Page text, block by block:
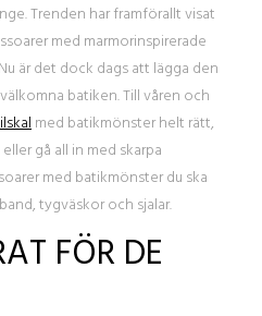
Trenden har framförallt visat
med marmorinspirerade
är det dock dags att lägga den
batiken. Till våren och
med batikmönster helt rätt,
gå all in med skarpa
med batikmönster du ska
tygväskor och sjalar.
FÖR DE